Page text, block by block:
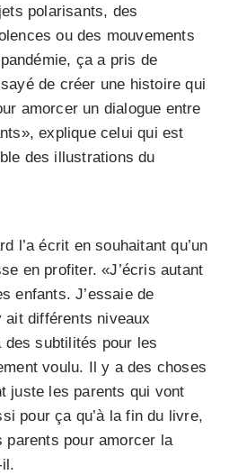
polarisants, des
ou des mouvements
ça a pris de
de créer une histoire qui
amorcer un dialogue entre
explique celui qui est
des illustrations du
l’a écrit en souhaitant qu’un
en profiter. «J’écris autant
enfants. J’essaie de
ait différents niveaux
des subtilités pour les
voulu. Il y a des choses
juste les parents qui vont
pour ça qu’à la fin du livre,
parents pour amorcer la